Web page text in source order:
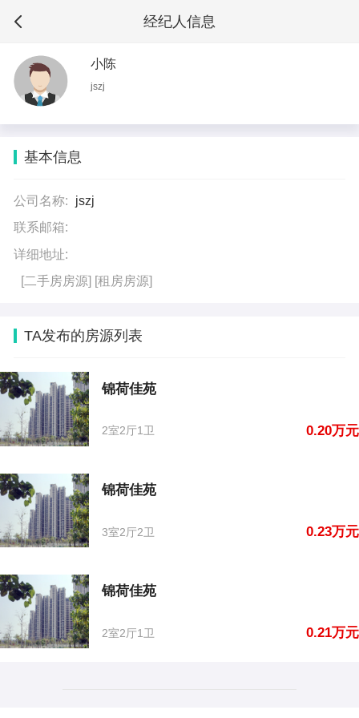
经纪人信息
小陈
jszj
基本信息
公司名称:
jszj
联系邮箱:
详细地址:
[二手房房源] [租房房源]
TA发布的房源列表
锦荷佳苑
2室2厅1卫 0.20万元
锦荷佳苑
3室2厅2卫 0.23万元
锦荷佳苑
2室2厅1卫 0.21万元